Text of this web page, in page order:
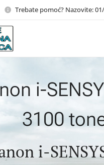
Trebate pomoć? Nazovite:
i-
3100
i-